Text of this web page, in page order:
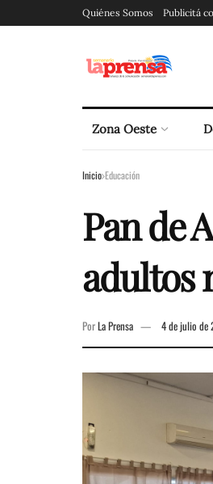
Quiénes Somos Publicitá
Zona Oeste
Inicio Educación
Pan de
adultos
PorLa Prensa 4 de julio de